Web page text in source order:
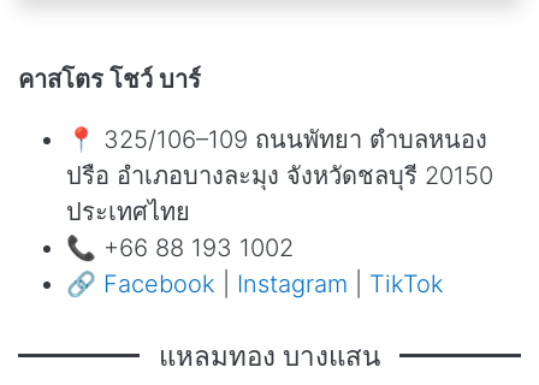
คาสโตร โชว์ บาร์
📍 325/106–109 ถนนพัทยา ตำบลหนอง
ปรือ อำเภอบางละมุง จังหวัดชลบุรี 20150
ประเทศไทย
📞 +66 88 193 1002
🔗 Facebook Instagram TikTok
แหลมทอง บางแสน